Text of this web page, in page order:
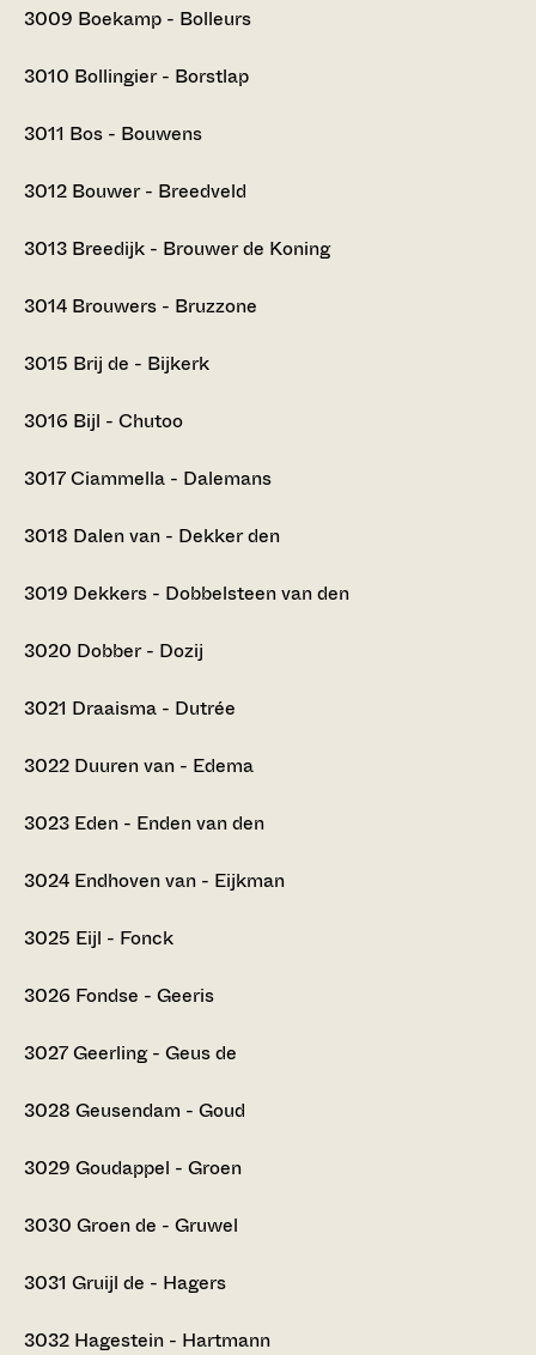
3009 Boekamp - Bolleurs
3010 Bollingier - Borstlap
3011 Bos - Bouwens
3012 Bouwer - Breedveld
3013 Breedijk - Brouwer de Koning
3014 Brouwers - Bruzzone
3015 Brij de - Bijkerk
3016 Bijl - Chutoo
3017Ciammella - Dalemans
3018 Dalen van - Dekker den
3019 Dekkers - Dobbelsteen van den
3020 Dobber - Dozij
3021 Draaisma - Dutrée
3022 Duuren van - Edema
3023 Eden - Enden van den
3024 Endhoven van - Eijkman
3025 Eijl - Fonck
3026 Fondse - Geeris
3027Geerling - Geus de
3028 Geusendam - Goud
3029 Goudappel - Groen
3030 Groen de - Gruwel
3031 Gruijl de - Hagers
3032 Hagestein - Hartmann